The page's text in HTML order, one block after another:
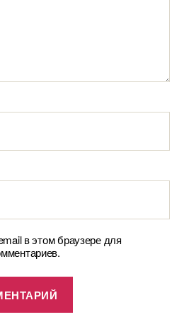
в этом браузере для